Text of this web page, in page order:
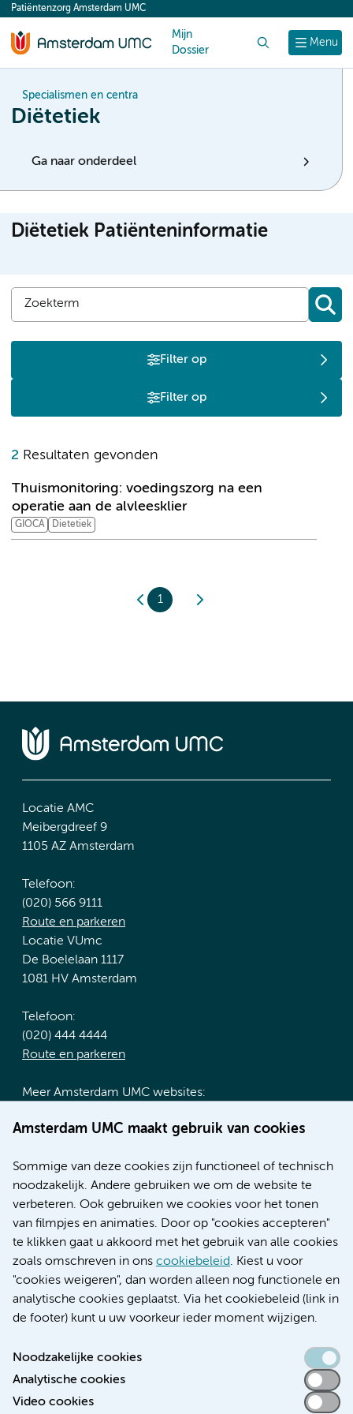
content
Amsterdam UMC maakt gebruik van cookies
Sommige van deze cookies zijn functioneel of technisch
noodzakelijk. Andere gebruiken we om de website te
verbeteren. Ook gebruiken we cookies voor het tonen
van filmpjes en animaties. Door op "cookies accepteren"
te klikken gaat u akkoord met het gebruik van alle cookies
zoals omschreven in ons cookiebeleid. Kiest u voor
"cookies weigeren", dan worden alleen nog functionele en
analytische cookies geplaatst. Via het cookiebeleid (link in
de footer) kunt u uw voorkeur ieder moment wijzigen.
Noodzakelijke cookies
Analytische cookies
Video cookies
Menu
Patiëntenzorg Amsterdam UMC
Mijn
Dossier
Specialismen en centra
Diëtetiek
Ga naar onderdeel
Diëtetiek Patiënteninformatie
Filter op
Filter op
2 Resultaten gevonden
Thuismonitoring: voedingszorg na een
operatie aan de alvleesklier
GIOCA Dietetiek
1
Locatie AMC
Meibergdreef 9
1105 AZ Amsterdam
Telefoon:
(020) 566 9111
Route en parkeren
Locatie VUmc
De Boelelaan 1117
1081 HV Amsterdam
Telefoon:
(020) 444 4444
Route en parkeren
Meer Amsterdam UMC websites:
Werken bij Amsterdam UMC
Nieuws
Research
Educatie locatie AMC
Educatie locatie VUmc
Verwijzen & diagnostiek
Toegankelijkheidsverklaring
Responsible disclosure